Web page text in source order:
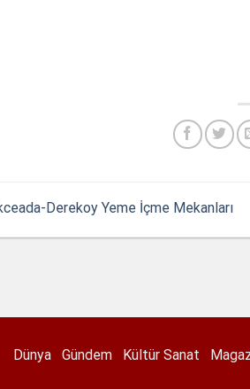
Derekoy Yeme İçme Mekanları
Dünya Gündem Kültür Sanat